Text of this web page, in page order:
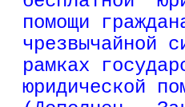
помощи
чрезвычайной
рамках
юридической